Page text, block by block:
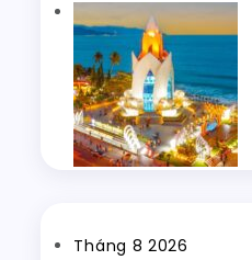
Tháng 8 2026